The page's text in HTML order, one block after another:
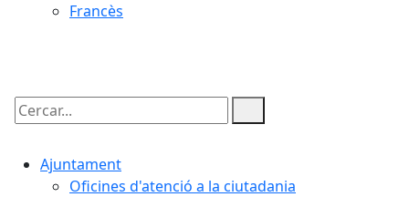
Francès
Cercar:
Ajuntament
Oficines d'atenció a la ciutadania